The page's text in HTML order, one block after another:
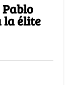
la élite